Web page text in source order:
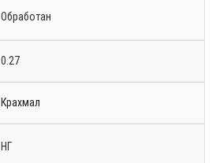
Обработан
0.27
Крахмал
НГ